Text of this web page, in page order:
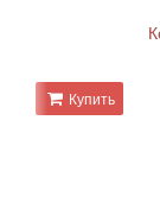
Купить